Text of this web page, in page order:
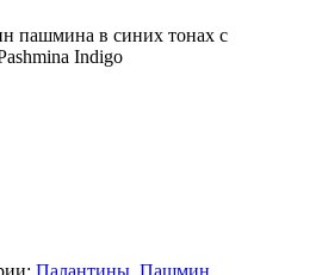
пашмина в синих тонах с
Indigo
Палантины, Пашмин